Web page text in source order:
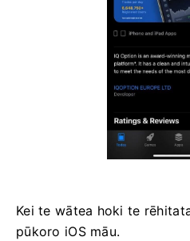
Kei te wātea hoki te
pūkoro iOS māu.